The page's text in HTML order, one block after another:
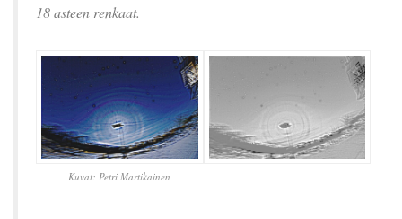
18 asteen renkaat.
Kuvat: Petri Martikainen